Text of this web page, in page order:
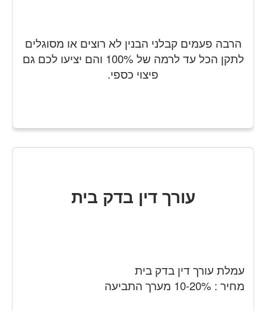
הרבה פעמים קבלני הבנין לא רוצים או מסוגלים
לתקן הכל עד לרמה של 100% והם יציעו לכם גם
פיצוי כספי.
עורך דין בדק בית
עמלת עורך דין בדק בית
מחיר : 10-20% מערך התביעה